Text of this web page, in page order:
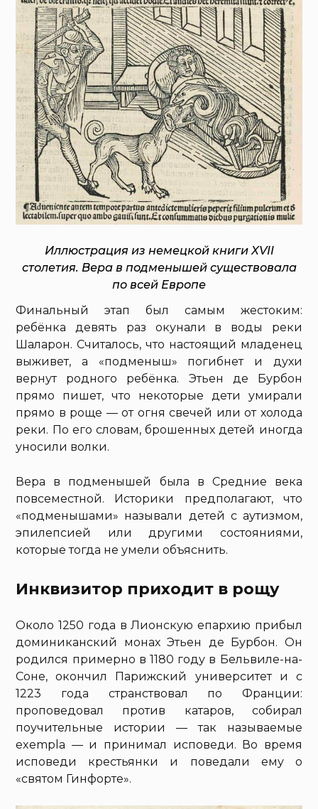
Иллюстрация из немецкой книги XVII
столетия. Вера в подменышей существовала
по всей Европе
Финальный этап был самым жестоким:
ребёнка девять раз окунали в воды реки
Шаларон. Считалось, что настоящий младенец
выживет, а «подменыш» погибнет и духи
вернут родного ребёнка. Этьен де Бурбон
прямо пишет, что некоторые дети умирали
прямо в роще — от огня свечей или от холода
реки. По его словам, брошенных детей иногда
уносили волки.
Вера в подменышей была в Средние века
повсеместной. Историки предполагают, что
«подменышами» называли детей с аутизмом,
эпилепсией или другими состояниями,
которые тогда не умели объяснить.
Инквизитор приходит в рощу
Около 1250 года в Лионскую епархию прибыл
доминиканский монах Этьен де Бурбон. Он
родился примерно в 1180 году в Бельвиле-на-
Соне, окончил Парижский университет и с
1223 года странствовал по Франции:
проповедовал против катаров, собирал
поучительные истории — так называемые
exempla — и принимал исповеди. Во время
исповеди крестьянки и поведали ему о
«святом Гинфорте».